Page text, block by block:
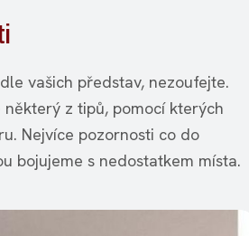
vašich představ, nezoufejte.
z tipů, pomocí kterých
Nejvíce pozornosti co do
bojujeme s nedostatkem místa.